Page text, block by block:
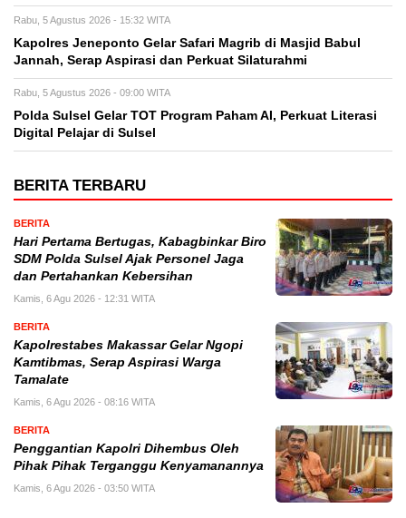
Rabu, 5 Agustus 2026 - 15:32 WITA
Kapolres Jeneponto Gelar Safari Magrib di Masjid Babul
Jannah, Serap Aspirasi dan Perkuat Silaturahmi
Rabu, 5 Agustus 2026 - 09:00 WITA
Polda Sulsel Gelar TOT Program Paham AI, Perkuat Literasi
Digital Pelajar di Sulsel
BERITA TERBARU
BERITA
Hari Pertama Bertugas, Kabagbinkar Biro
SDM Polda Sulsel Ajak Personel Jaga
dan Pertahankan Kebersihan
Kamis, 6 Agu 2026 - 12:31 WITA
BERITA
Kapolrestabes Makassar Gelar Ngopi
Kamtibmas, Serap Aspirasi Warga
Tamalate
Kamis, 6 Agu 2026 - 08:16 WITA
BERITA
Penggantian Kapolri Dihembus Oleh
Pihak Pihak Terganggu Kenyamanannya
Kamis, 6 Agu 2026 - 03:50 WITA